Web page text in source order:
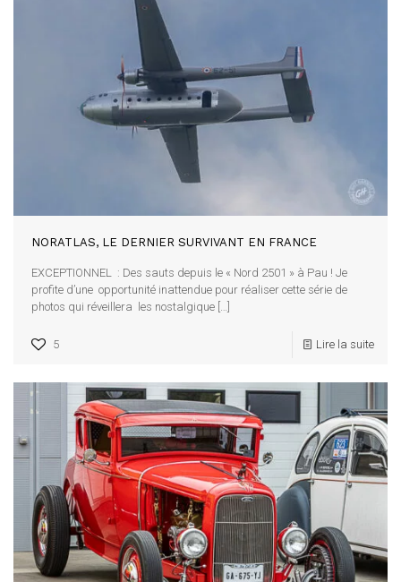
NORATLAS, LE DERNIER SURVIVANT EN FRANCE
EXCEPTIONNEL : Des sauts depuis le « Nord 2501 » à Pau ! Je
profite d’une opportunité inattendue pour réaliser cette série de
photos qui réveillera les nostalgique
5 Lire la suite